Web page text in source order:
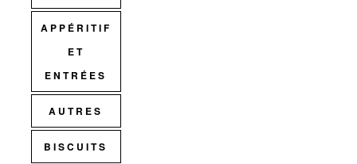
APPÉRITIF
ET
ENTRÉES
AUTRES
BISCUITS